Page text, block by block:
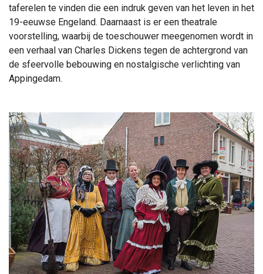
taferelen te vinden die een indruk geven van het leven in het
19-eeuwse Engeland. Daarnaast is er een theatrale
voorstelling, waarbij de toeschouwer meegenomen wordt in
een verhaal van Charles Dickens tegen de achtergrond van
de sfeervolle bebouwing en nostalgische verlichting van
Appingedam.